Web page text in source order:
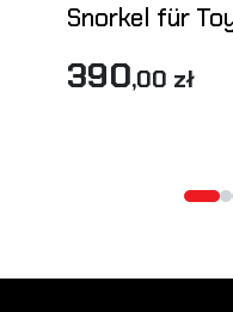
Snorkel für
390,00 zł